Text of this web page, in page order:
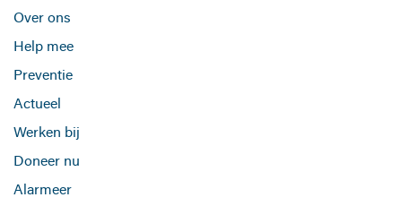
Over ons
Help mee
Preventie
Actueel
Werken bij
Doneer nu
Alarmeer